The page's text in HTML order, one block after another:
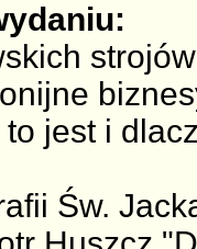
jest i
Św.